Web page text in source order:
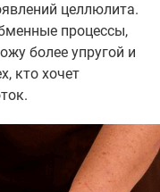
целлюлита.
процессы,
более упругой и
кто хочет